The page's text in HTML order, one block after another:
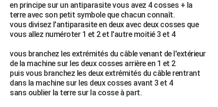
en principe sur un antiparasite vous avez 4 cosses + la
terre avec son petit symbole que chacun connaît.
vous divisez l'antiparasite en deux avec deux cosses que
vous allez numéroter 1 et 2 et l'autre moitié 3 et 4
vous branchez les extrémités du câble venant de l'extérieur
de la machine sur les deux cosses arrière en 1 et 2
puis vous branchez les deux extrémités du câble rentrant
dans la machine sur les deux cosses avant 3 et 4
sans oublier la terre sur la cosse à part.